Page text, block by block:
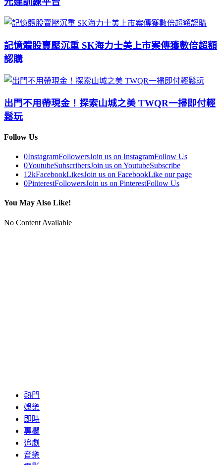
記憶體股賣壓沉重 SK海力士美上市案傳獲數倍超額
認購
出門不用帶現金！探索山城之美 TWQR一掃即付輕
鬆玩
Follow Us
0InstagramFollowersJoin us on InstagramFollow Us
0YoutubeSubscribersJoin us on YoutubeSubscribe
12kFacebookLikesJoin us on FacebookLike our page
0PinterestFollowersJoin us on PinterestFollow Us
You May Also Like!
No Content Available
熱門
娛樂
即時
專欄
追劇
音樂